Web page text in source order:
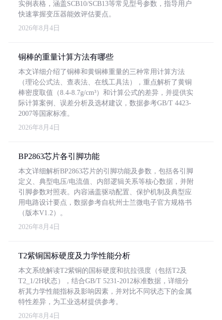
实例表格，涵盖SCB10/SCB13等常见型号参数，指导用户
快速掌握变压器能效评估要点。
2026年8月4日
铜棒的重量计算方法有哪些
本文详细介绍了铜棒和黄铜棒重量的三种常用计算方法
（理论公式法、查表法、在线工具法），重点解析了黄铜
棒密度取值（8.4-8.7g/cm³）和计算公式的差异，并提供实
际计算案例、误差分析及选材建议，数据参考GB/T 4423-
2007等国家标准。
2026年8月4日
BP2863芯片各引脚功能
本文详细解析BP2863芯片的引脚功能及参数，包括各引脚
定义、典型电压/电流值、内部逻辑关系等核心数据，并附
引脚参数对照表。内容涵盖驱动配置、保护机制及典型应
用电路设计要点，数据参考自杭州士兰微电子官方规格书
（版本V1.2）。
2026年8月4日
T2紫铜国标硬度及力学性能分析
本文系统解读T2紫铜的国标硬度和抗拉强度（包括T2及
T2_1/2H状态），结合GB/T 5231-2012标准数据，详细分
析其力学性能指标及影响因素，并对比不同状态下的金属
特性差异，为工业选材提供参考。
2026年8月4日